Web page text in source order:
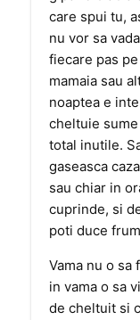
care spui tu,
nu vor sa
fiecare pas
mamaia sau
noaptea e
cheltuie
total inutile.
gaseasca
sau chiar in
cuprinde, si
poti duce
Vama nu o sa
in vama o sa
de cheltuit si